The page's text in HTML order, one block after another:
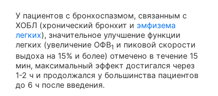
У пациентов с бронхоспазмом, связанным с
ХОБЛ (хронический бронхит и эмфизема
легких), значительное улучшение функции
легких (увеличение ОФВ1 и пиковой скорости
выдоха на 15% и более) отмечено в течение 15
мин, максимальный эффект достигался через
1-2 ч и продолжался у большинства пациентов
до 6 ч после введения.